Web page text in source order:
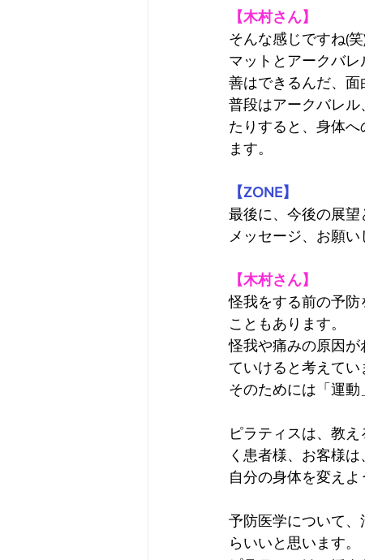
【木村さん】
そんな感じですね(笑)
マットとアークバ
善はできるんだ、面
普段はアークバレ
たりすると、身体
ます。
【ZONE】
最後に、今後の展
メッセージ、お願い
【木村さん】
怪我をする前の予
こともあります。
怪我や痛みの原因が
ていけると考えてい
そのためには「運動
ピラティスは、教
く患者様、お客様
自分の身体を変えよ
予防医学について
らいいと思います。